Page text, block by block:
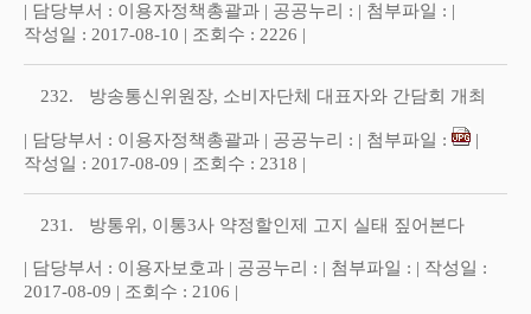
| 담당부서 : 이용자정책총괄과 | 공공누리 : | 첨부파일 : |
작성일 : 2017-08-10 | 조회수 : 2226 |
232. 방송통신위원장, 소비자단체 대표자와 간담회 개최
| 담당부서 : 이용자정책총괄과 | 공공누리 : | 첨부파일 :
|
작성일 : 2017-08-09 | 조회수 : 2318 |
231. 방통위, 이통3사 약정할인제 고지 실태 짚어본다
| 담당부서 : 이용자보호과 | 공공누리 : | 첨부파일 : | 작성일 :
2017-08-09 | 조회수 : 2106 |